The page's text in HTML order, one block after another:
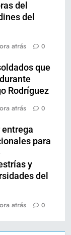
del
del
atrás 0
que
Rodríguez
atrás 0
entrega
para
y
del
atrás 0